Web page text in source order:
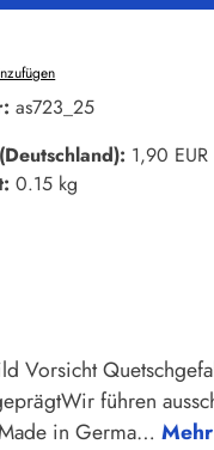
as723_25
1,90 EUR
0.15 kg
Vorsicht
führen
in Germa… Mehr